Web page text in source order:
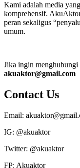
Kami adalah media
komprehensif.
peran sekaligus
umum.
Jika ingin
akuaktor@gmail.com
Contact Us
Email:
IG: @akuaktor
Twitter: @akuaktor
FP: Akuaktor